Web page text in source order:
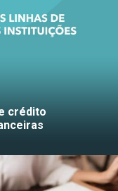
crédito